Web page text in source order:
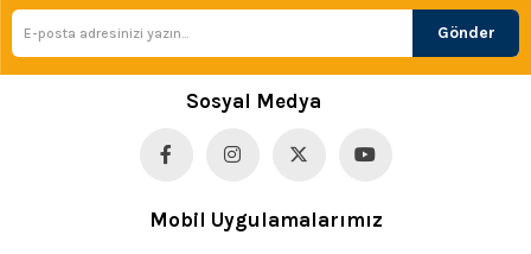
Gönder
Sosyal Medya
Mobil Uygulamalarımız